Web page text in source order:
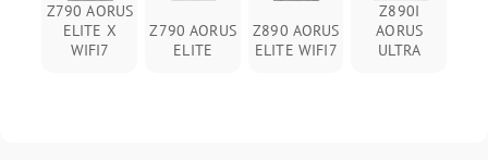
Замена чипов от 1800.00 ₽
Z790 AORUS
ELITE X
WIFI7
Z790 AORUS
ELITE
Z890 AORUS
ELITE WIFI7
Z890I
AORUS
ULTRA